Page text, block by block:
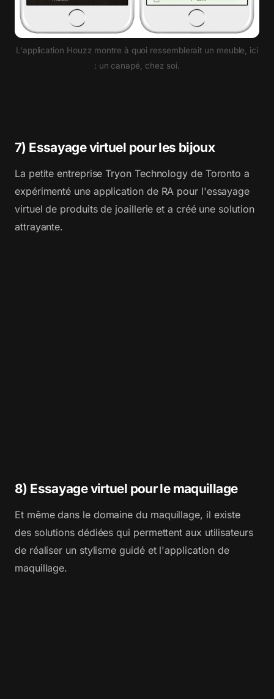
L'application Houzz montre à quoi ressemblerait un meuble, ici
: un canapé, chez soi.
7) Essayage virtuel pour les bijoux
La petite entreprise Tryon Technology de Toronto a
expérimenté une application de RA pour l'essayage
virtuel de produits de joaillerie et a créé une solution
attrayante.
8) Essayage virtuel pour le maquillage
Et même dans le domaine du maquillage, il existe
des solutions dédiées qui permettent aux utilisateurs
de réaliser un stylisme guidé et l'application de
maquillage.